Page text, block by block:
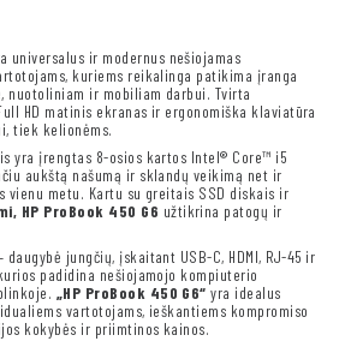
universalus ir modernus nešiojamas
kuriems reikalinga patikima įranga
nuotoliniam ir mobiliam darbui. Tvirta
HD matinis ekranas ir ergonomiška klaviatūra
tiek kelionėms.
yra įrengtas 8-osios kartos Intel® Core™ i5
aukštą našumą ir sklandų veikimą net ir
metu. Kartu su greitais SSD diskais ir
HP ProBook 450 G6 užtikrina patogų ir
daugybė jungčių, įskaitant USB-C, HDMI, RJ-45 ir
padidina nešiojamojo kompiuterio
„HP ProBook 450 G6“ yra idealus
vartotojams, ieškantiems kompromiso
kokybės ir priimtinos kainos.